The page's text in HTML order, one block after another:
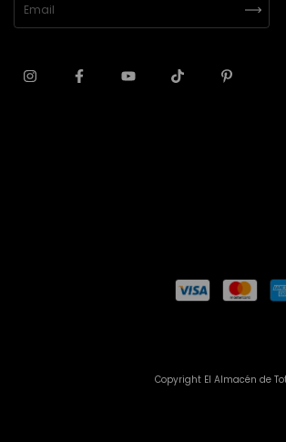
Copyright El Almacén de